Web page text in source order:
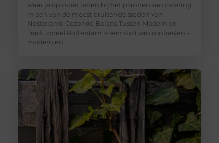
waar je op moet letten bij het plannen van catering
in een van de meest bruisende steden van
Nederland. Gezonde Balans Tussen Modern en
Traditioneel Rotterdam is een stad van contrasten –
modern en